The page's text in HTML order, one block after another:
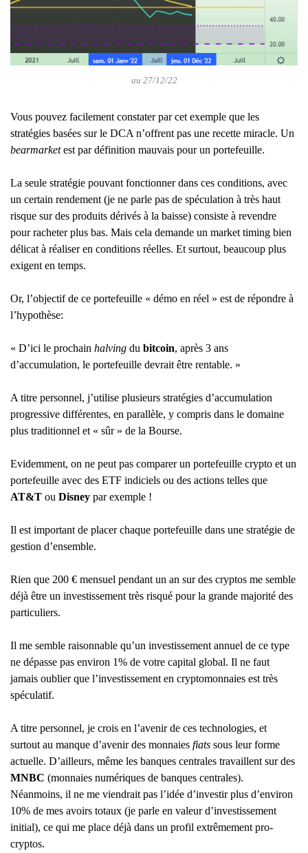
au 27/12/22
Vous pouvez facilement constater par cet exemple que les
stratégies basées sur le DCA n’offrent pas une recette miracle. Un
bearmarketest par définition mauvais pour un portefeuille.
La seule stratégie pouvant fonctionner dans ces conditions, avec
un certain rendement (je ne parle pas de spéculation à très haut
risque sur des produits dérivés à la baisse) consiste à revendre
pour racheter plus bas. Mais cela demande un market timing bien
délicat à réaliser en conditions réelles. Et surtout, beaucoup plus
exigent en temps.
Or, l’objectif de ce portefeuille « démo en réel » est de répondre à
l’hypothèse:
« D’ici le prochain halving du bitcoin, après 3 ans
d’accumulation, le portefeuille devrait être rentable. »
A titre personnel, j’utilise plusieurs stratégies d’accumulation
progressive différentes, en parallèle, y compris dans le domaine
plus traditionnel et « sûr » de la Bourse.
Evidemment, on ne peut pas comparer un portefeuille crypto et un
portefeuille avec des ETF indiciels ou des actions telles que
AT&T ou Disney par exemple !
Il est important de placer chaque portefeuille dans une stratégie de
gestion d’ensemble.
Rien que 200 € mensuel pendant un an sur des cryptos me semble
déjà être un investissement très risqué pour la grande majorité des
particuliers.
Il me semble raisonnable qu’un investissement annuel de ce type
ne dépasse pas environ 1% de votre capital global. Il ne faut
jamais oublier que l’investissement en cryptomonnaies est très
spéculatif.
A titre personnel, je crois en l’avenir de ces technologies, et
surtout au manque d’avenir des monnaies fiats sous leur forme
actuelle. D’ailleurs, même les banques centrales travaillent sur des
MNBC (monnaies numériques de banques centrales).
Néanmoins, il ne me viendrait pas l’idée d’investir plus d’environ
10% de mes avoirs totaux (je parle en valeur d’investissement
initial), ce qui me place déjà dans un profil extrêmement pro-
cryptos.